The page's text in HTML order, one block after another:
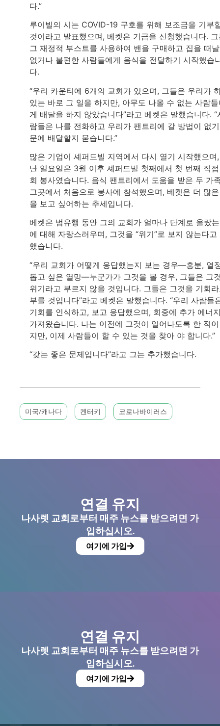
다.”
루이빌의 시는 COVID-19 구호를 위해 보조금을 기부
것이라고 발표했으며, 베켓은 기금을 신청했습니다.
그 재정적 부스트를 사용하여 밴을 구매하고 집을 떠
없거나 불편한 사람들에게 음식을 전달하기 시작했습
다.
“우리 카운티에 6개의 교회가 있으며, 그들은 우리가
있는 바로 그 일을 하지만, 아무도 나올 수 없는 사람
게 배달을 하지 않았습니다”라고 베켓은 말했습니다. “
람들은 나를 전화하고 우리가 팬트리에 갈 방법이 없
문에 배달할지 묻습니다.”
많은 기업이 셰퍼드빌 지역에서 다시 열기 시작했으며
난 일요일은 3월 이후 셰퍼드빌 첫째에서 첫 번째 직
회 봉사였습니다. 음식 팬트리에서 도움을 받은 두 가
그곳에서 처음으로 봉사에 참석했으며, 베켓은 더 많
을 보고 싶어하는 추세입니다.
베켓은 범유행 동안 그의 교회가 얼마나 단계로 올랐
에 대해 자랑스러우며, 그것을 “위기”로 보지 않는다고
했습니다.
“우리 교회가 어떻게 응답했는지 보는 경우—흥분, 열
돕고 싶은 열망—누군가가 그것을 볼 경우, 그들은 그
위기라고 부르지 않을 것입니다. 그들은 그것을 기회
부를 것입니다”라고 베켓은 말했습니다. “우리 사람들
기회를 인식하고, 보고 응답했으며, 회중에 추가 에너
가져왔습니다. 나는 이전에 그것이 일어나도록 한 적
지만, 이제 사람들이 할 수 있는 것을 찾아 야 합니다.”
“갖는 좋은 문제입니다”라고 그는 추가했습니다.
미국/캐나다 켄터키 코로나바이러스
연결 유지
나사렛 교회로부터 매주 뉴스를 받으려면 가
입하십시오.
여기에 가입
연결 유지
나사렛 교회로부터 매주 뉴스를 받으려면 가
입하십시오.
여기에 가입